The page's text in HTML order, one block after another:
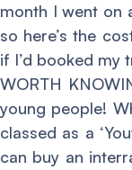
month I went on
so here’s the
if I’d booked my
WORTH
young people!
classed as a
can buy an